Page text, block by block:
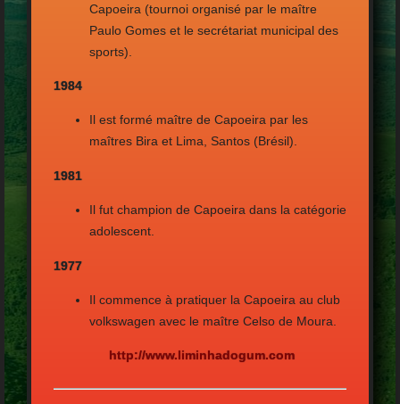
Capoeira (tournoi organisé par le maître
Paulo Gomes et le secrétariat municipal des
sports).
1984
Il est formé maître de Capoeira par les
maîtres Bira et Lima, Santos (Brésil).
1981
Il fut champion de Capoeira dans la catégorie
adolescent.
1977
Il commence à pratiquer la Capoeira au club
volkswagen avec le maître Celso de Moura.
http://www.liminhadogum.com